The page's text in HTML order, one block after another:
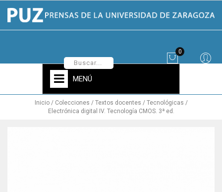
0
MENÚ
Inicio Colecciones Textos docentes
Tecnológicas
Electrónica digital IV. Tecnología CMOS. 3ª ed.